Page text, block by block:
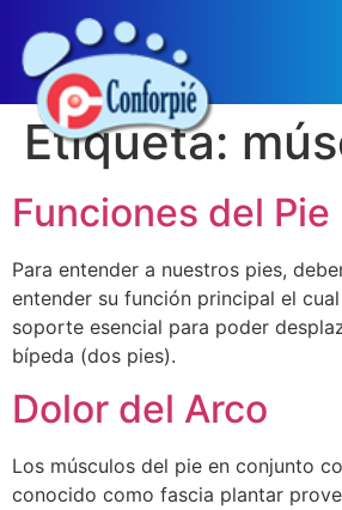
Etiqueta:
Funciones del Pie
Para entender a nuestros pies,
entender su función principal el
soporte esencial para poder
bípeda (dos pies).
Dolor del Arco
Los músculos del pie en conjunto
conocido como fascia plantar